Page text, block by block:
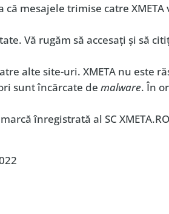
că mesajele trimise catre
Vă rugăm să accesaţi şi să
alte site-uri. XMETA nu este
sunt încărcate demalware. În
înregistrată al SC